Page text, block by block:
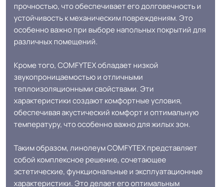
Класс горючести
КМ 5 по ФЗ 123 от 22.07.2008г, где
В3, Д3, Т2, РП2
Класс 31 кл.
Группа истираемости Группа Т
Устойчивость к химии Хорошая
Защитный слой 0.30 мм (300 мкм
Коэффициент
R9
прочностью, что обеспечивает его долговечность и
устойчивость к механическим повреждениям. Это
особенно важно при выборе напольных покрытий для
различных помещений.
Кроме того, COMFYTEX обладает низкой
звукопроницаемостью и отличными
теплоизоляционными свойствами. Эти
характеристики создают комфортные условия,
обеспечивая акустический комфорт и оптимальную
температуру, что особенно важно для жилых зон.
Таким образом, линолеум COMFYTEX представляет
собой комплексное решение, сочетающее
эстетические, функциональные и эксплуатационные
характеристики. Это делает его оптимальным